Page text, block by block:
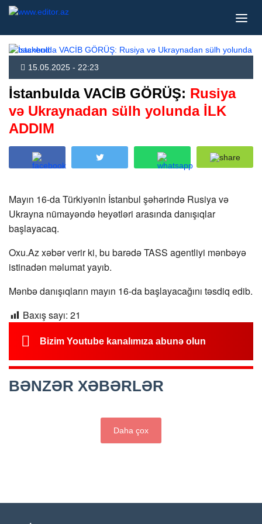
15.05.2025 - 22:23
İstanbulda VACİB GÖRÜŞ: Rusiya
və Ukraynadan sülh yolunda İLK
ADDIM
Mayın 16-da Türkiyənin İstanbul şəhərində Rusiya və
Ukrayna nümayəndə heyətləri arasında danışıqlar
başlayacaq.
Oxu.Az xəbər verir ki, bu barədə TASS agentliyi mənbəyə
istinadən məlumat yayıb.
Mənbə danışıqların mayın 16-da başlayacağını təsdiq edib.
Baxış sayı: 21
Bizim Youtube kanalımıza abunə olun
BƏNZƏR XƏBƏRLƏR
Daha çox